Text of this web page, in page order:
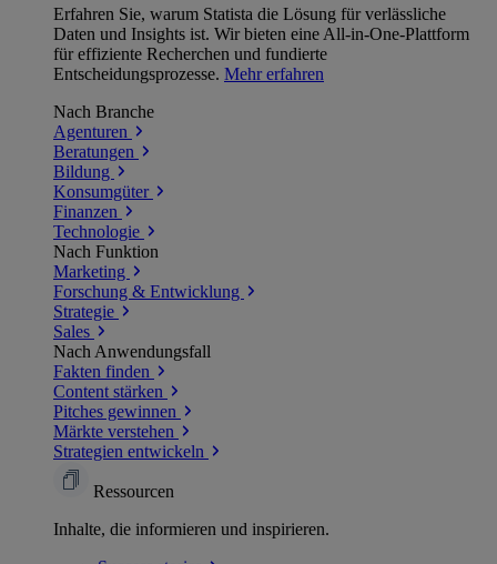
Erfahren Sie, warum Statista die Lösung für verlässliche
Daten und Insights ist. Wir bieten eine All-in-One-Plattform
für effiziente Recherchen und fundierte
Entscheidungsprozesse. Mehr erfahren
Nach Branche
Agenturen
Beratungen
Bildung
Konsumgüter
Finanzen
Technologie
Nach Funktion
Marketing
Forschung & Entwicklung
Strategie
Sales
Nach Anwendungsfall
Fakten finden
Content stärken
Pitches gewinnen
Märkte verstehen
Strategien entwickeln
Ressourcen
Inhalte, die informieren und inspirieren.